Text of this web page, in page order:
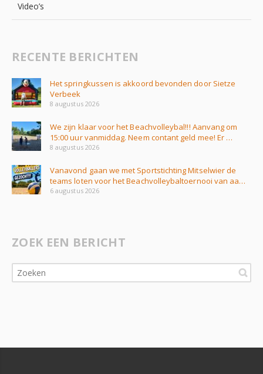
Video’s
RECENTE BERICHTEN
Het springkussen is akkoord bevonden door Sietze
Verbeek
8 augustus 2026
We zijn klaar voor het Beachvolleybal!!! Aanvang om
15:00 uur vanmiddag. Neem contant geld mee! Er …
8 augustus 2026
Vanavond gaan we met Sportstichting Mitselwier de
teams loten voor het Beachvolleybaltoernooi van aa…
6 augustus 2026
ZOEK EEN BERICHT